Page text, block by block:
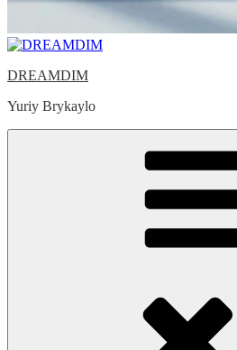
DREAMDIM
Yuriy Brykaylo